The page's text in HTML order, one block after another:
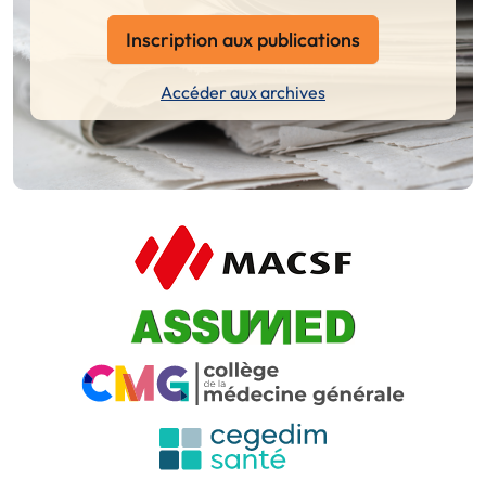
Inscription aux publications
Accéder aux archives